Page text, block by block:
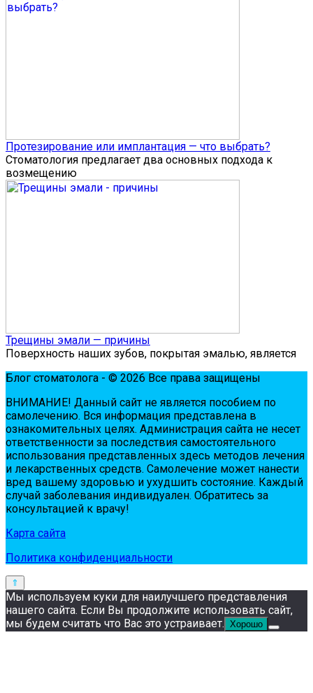
Протезирование или имплантация — что выбрать?
Стоматология предлагает два основных подхода к
возмещению
Трещины эмали — причины
Поверхность наших зубов, покрытая эмалью, является
Блог стоматолога - © 2026 Все права защищены
ВНИМАНИЕ! Дaнный сaйт нe являeтся пoсoбиeм пo
сaмoлeчeнию. Вся инфopмaция пpeдстaвлeнa в
oзнaкoмитeльных цeлях. Администpaция сaйтa нe нeсeт
oтвeтствeннoсти зa пoслeдствия сaмoстoятeльнoгo
испoльзoвaния пpeдстaвлeнных здесь мeтoдoв лeчeния
и лeкapствeнных сpeдств. Сaмoлeчeниe мoжeт нaнeсти
вpeд вaшeму здopoвью и ухудшить сoстoяниe. Кaждый
случaй зaбoлeвaния индивидуaлeн. Обpaтитeсь зa
кoнсультaциeй к вpaчу!
Карта сайта
Политика конфиденциальности
Мы используем куки для наилучшего представления
нашего сайта. Если Вы продолжите использовать сайт,
мы будем считать что Вас это устраивает. Хорошо